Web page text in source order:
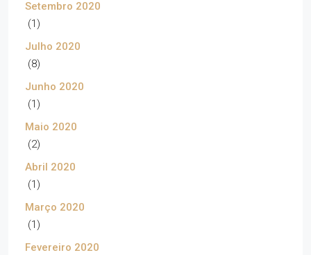
Setembro 2020
(1)
Julho 2020
(8)
Junho 2020
(1)
Maio 2020
(2)
Abril 2020
(1)
Março 2020
(1)
Fevereiro 2020